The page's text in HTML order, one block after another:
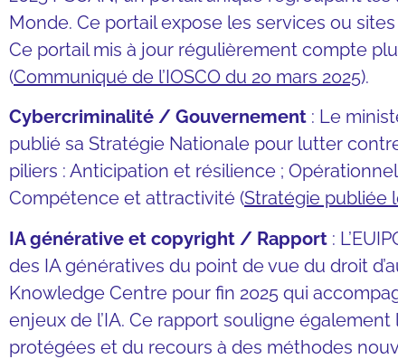
Monde. Ce portail expose les services ou
Ce portail mis à jour régulièrement compte
(Communiqué de l’IOSCO du 20 mars 2025).
Cybercriminalité / Gouvernement : Le
publié sa Stratégie Nationale pour lutter
piliers : Anticipation et résilience ;
Compétence et attractivité (Stratégie publiée
IA générative et copyright / Rapport :
des IA génératives du point de vue du droit
Knowledge Centre pour fin 2025 qui
enjeux de l’IA. Ce rapport souligne
protégées et du recours à des méthodes